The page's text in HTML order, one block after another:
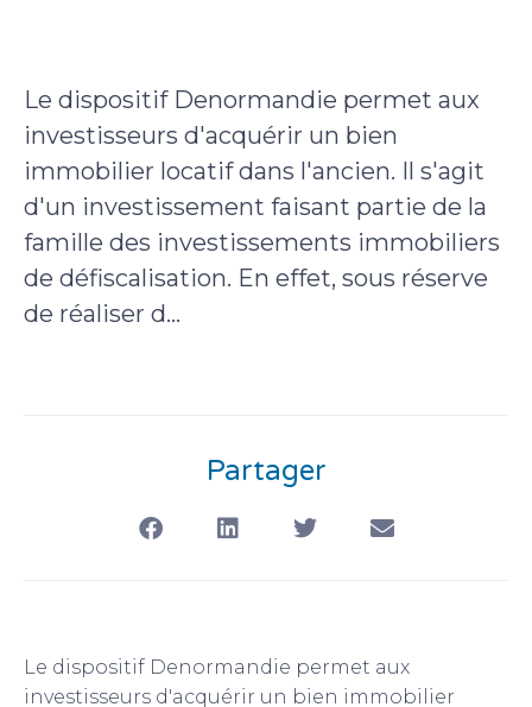
Le dispositif Denormandie permet aux
investisseurs d'acquérir un bien
immobilier locatif dans l'ancien. Il s'agit
d'un investissement faisant partie de la
famille des investissements immobiliers
de défiscalisation. En effet, sous réserve
de réaliser d...
Partager
Le dispositif Denormandie permet aux
investisseurs d'acquérir un bien immobilier